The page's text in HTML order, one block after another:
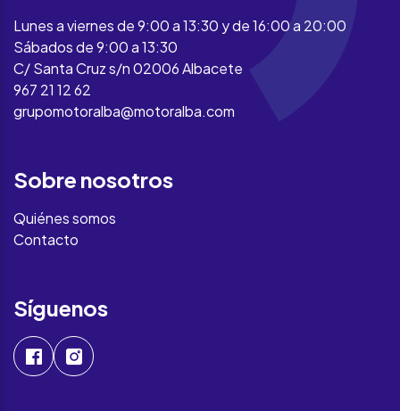
Lunes a viernes de 9:00 a 13:30 y de 16:00 a 20:00
Sábados de 9:00 a 13:30
C/ Santa Cruz s/n 02006 Albacete
967 21 12 62
grupomotoralba@motoralba.com
Sobre nosotros
Quiénes somos
Contacto
Síguenos